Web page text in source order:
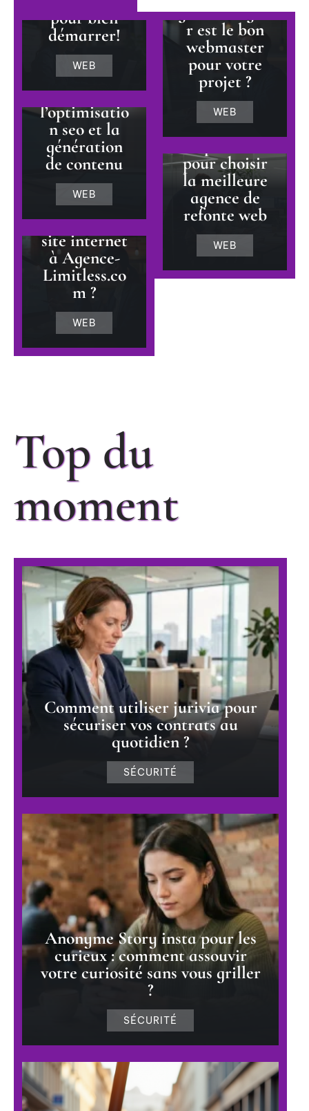
pour bien
démarrer!
WEB
Avis détaillé
sur un outil
de rédaction
ia pour
l’optimisatio
n seo et la
génération
de contenu
WEB
Faut-il
confier votre
création de
site internet
à Agence-
Limitless.co
m ?
WEB
geckodesign.f
r est le bon
webmaster
pour votre
projet ?
WEB
7 critères
pour choisir
la meilleure
agence de
refonte web
WEB
Top du
moment
Comment utiliser jurivia pour
sécuriser vos contrats au
quotidien ?
SÉCURITÉ
Anonyme Story insta pour les
curieux : comment assouvir
votre curiosité sans vous griller
?
SÉCURITÉ